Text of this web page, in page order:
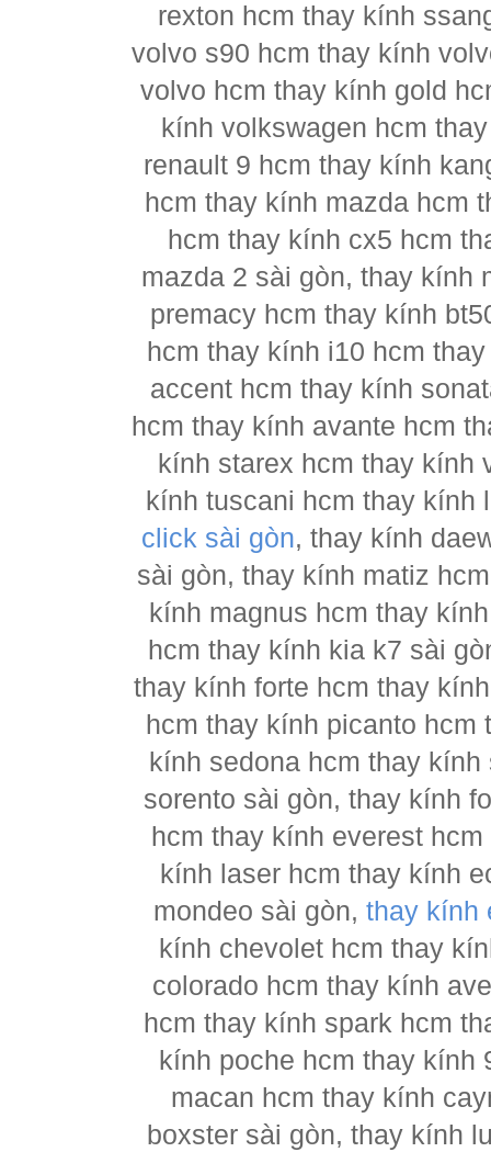
rexton hcm thay kính
volvo s90 hcm thay kính
volvo hcm thay kính gold
kính volkswagen hcm
renault 9 hcm thay kính
hcm thay kính mazda hcm
hcm thay kính cx5 hcm
mazda 2 sài gòn, thay kính
premacy hcm thay kính
hcm thay kính i10 hcm
accent hcm thay kính
hcm thay kính avante hcm
kính starex hcm thay kính
kính tuscani hcm thay
click sài gòn, thay kính
sài gòn, thay kính matiz
kính magnus hcm thay
hcm thay kính kia k7 sài
thay kính forte hcm thay
hcm thay kính picanto
kính sedona hcm thay
sorento sài gòn, thay kính
hcm thay kính everest
kính laser hcm thay kính
mondeo sài gòn, thay kính
kính chevolet hcm thay
colorado hcm thay kính
hcm thay kính spark hcm
kính poche hcm thay kính
macan hcm thay kính
boxster sài gòn, thay kính